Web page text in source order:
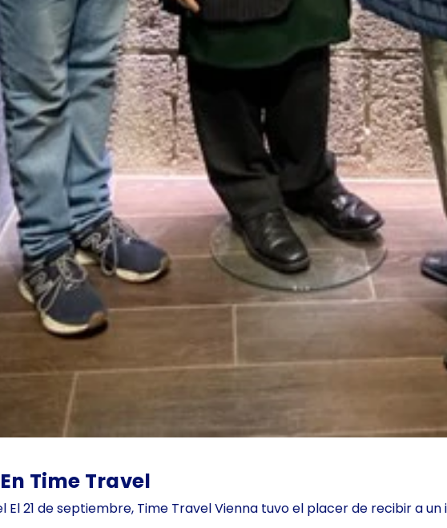
Time Travel
El 21 de septiembre, Time Travel Vienna tuvo el placer de recibir a